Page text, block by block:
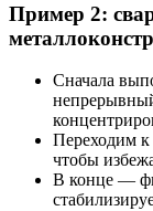
Пример 2:
Сначала
Переходим
чтобы
В конце —